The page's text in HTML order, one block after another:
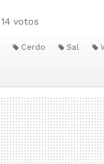
14 votos
Cerdo Sal